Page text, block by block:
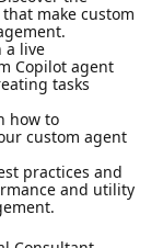
make custom
a live
Copilot agent
tasks
how to
custom agent
practices and
and utility